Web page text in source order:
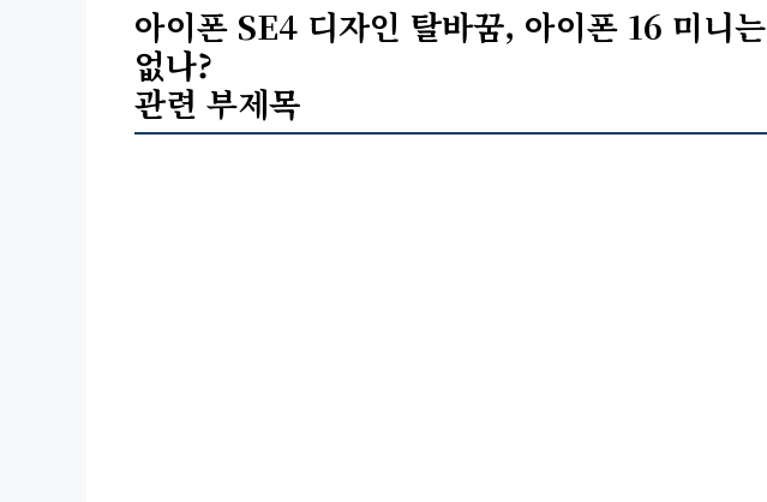
아이폰 SE4 디자인 탈바꿈, 아이폰 16 미니는
없나?
관련 부제목